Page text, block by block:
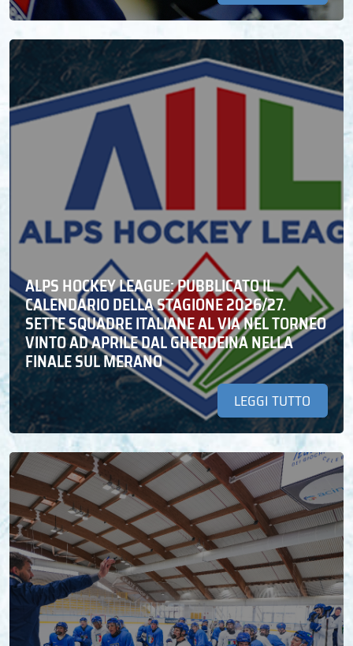
ALPS HOCKEY LEAGUE: PUBBLICATO IL
CALENDARIO DELLA STAGIONE 2026/27.
SETTE SQUADRE ITALIANE AL VIA NEL TORNEO
VINTO AD APRILE DAL GHERDEINA NELLA
FINALE SUL MERANO
LEGGI TUTTO